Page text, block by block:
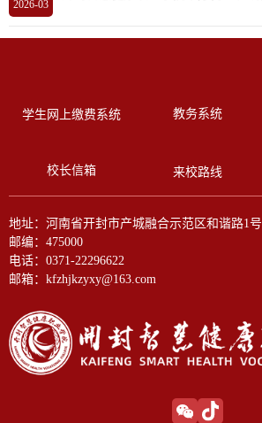
2026-03
学生网上缴费系统 教务系统
校长信箱 来校路线
地址：河南省开封市产城融合示范区和谐路1号
邮编：475000
电话：0371-22296622
邮箱：kfzhjkzyxy@163.com